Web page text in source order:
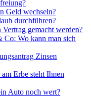
Geld wechseln?
durchführen?
gemacht werden?
Co: Wo kann man sich
Zinsen
Erbe steht Ihnen
Auto noch wert?